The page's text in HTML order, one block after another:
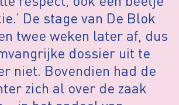
De stage van De Blok
twee weken later af, dus
dossier uit te
niet. Bovendien had de
zich al over de zaak